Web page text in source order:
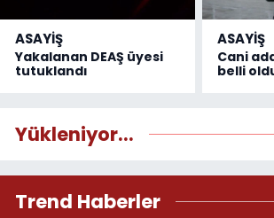
ASAYİŞ
Yakalanan DEAŞ üyesi
tutuklandı
ASAYİŞ
Cani
belli
Yükleniyor...
Trend Haberler